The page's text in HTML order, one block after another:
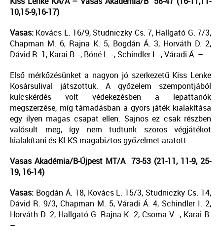
10,15-9,16-17)
Vasas: Kovács L. 16/9, Studniczky Cs. 7, Hallgató G. 7/3,
Chapman M. 6, Rajna K. 5, Bogdán Á. 3, Horváth D. 2,
Dávid R. 1, Karai B. -, Bóné L. -, Schindler I. -, Váradi Á. –
Első mérkőzésünket a nagyon jó szerkezetű Kiss Lenke
Kosársulival játszottuk. A győzelem szempontjából
kulcskérdés volt védekezésben a lepattanók
megszerzése, míg támadásban a gyors játék kialakítása
egy ilyen magas csapat ellen. Sajnos ez csak részben
valósult meg, így nem tudtunk szoros végjátékot
kialakítani és KLKS magabiztos győzelmet aratott.
Vasas Akadémia/B-Újpest MT/A 73-53 (21-11, 11-9, 25-
19, 16-14)
Vasas: Bogdán Á. 18, Kovács L. 15/3, Studniczky Cs. 14,
Dávid R. 9/3, Chapman M. 5, Váradi Á. 4, Schindler I. 2,
Horváth D. 2, Hallgató G. Rajna K. 2, Csoma V. -, Karai B.
–